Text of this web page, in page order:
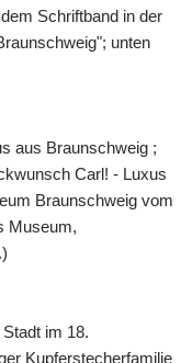
Schriftband in der
unten
aus Braunschweig ;
Carl! - Luxus
Braunschweig vom
Museum,
im 18.
Kupferstecherfamilie